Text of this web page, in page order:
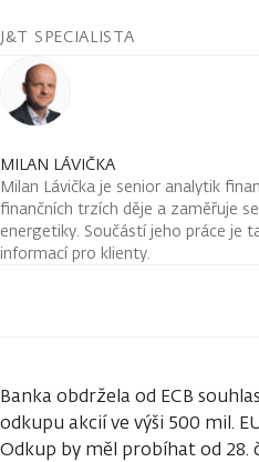
J&T SPECIALISTA
MILAN LÁVIČKA
Milan Lávička je senior analytik
finančních trzích děje a zaměřuje
energetiky. Součástí jeho práce je
informací pro klienty.
Banka obdržela od ECB
odkupu akcií ve výši 500 mil.
Odkup by měl probíhat od 28.